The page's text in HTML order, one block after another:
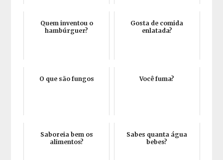
Quem inventou o
hambúrguer?
Gosta de comida
enlatada?
O que são fungos Você fuma?
Saboreia bem os
alimentos?
Sabes quanta água
bebes?